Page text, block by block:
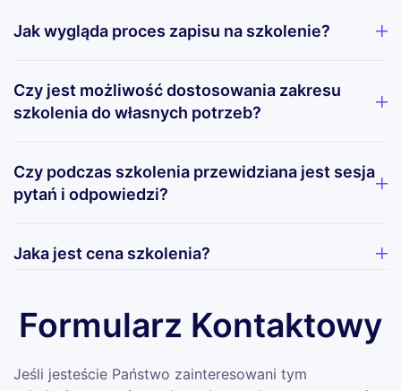
Jak wygląda proces zapisu na szkolenie?
Czy jest możliwość dostosowania zakresu
szkolenia do własnych potrzeb?
Czy podczas szkolenia przewidziana jest sesja
pytań i odpowiedzi?
Jaka jest cena szkolenia?
Formularz Kontaktowy
Jeśli jesteście Państwo zainteresowani tym